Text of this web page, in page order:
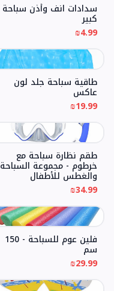
سدادات انف وأذن سباحة
كبير
₪4.99
طاقية سباحة جلد لون
عاكس
₪19.99
طقم نظارة سباحة مع
خرطوم - مجموعة السباحة
والغطس للأطفال
₪34.99
فلين عوم للسباحة - 150
سم
₪29.99